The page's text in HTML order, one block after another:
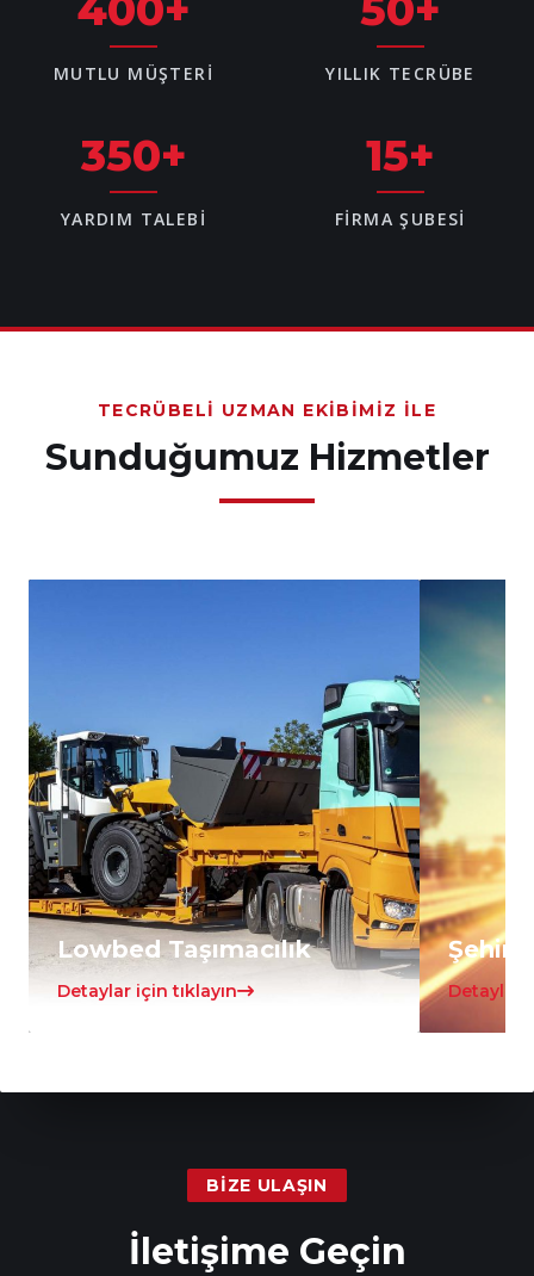
MUTLU MÜŞTERI YILLIK TECRÜBE
350+
YARDIM TALEBI
15+
FIRMA ŞUBESI
TECRÜBELI UZMAN EKIBIMIZ İLE
Sunduğumuz Hizmetler
Lowbed Taşımacılık
Detaylar için tıklayın Detaylar
BIZE ULAŞIN
İletişime Geçin